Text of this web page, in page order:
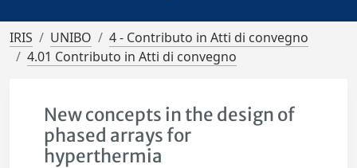
IRIS UNIBO
4 - Contributo in Atti di convegno
4.01 Contributo in Atti di convegno
New concepts in the design of
phased arrays for
hyperthermia